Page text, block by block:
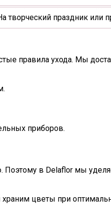
творческий праздник или
правила ухода. Мы
приборов.
Поэтому в Delaflor мы
цветы при